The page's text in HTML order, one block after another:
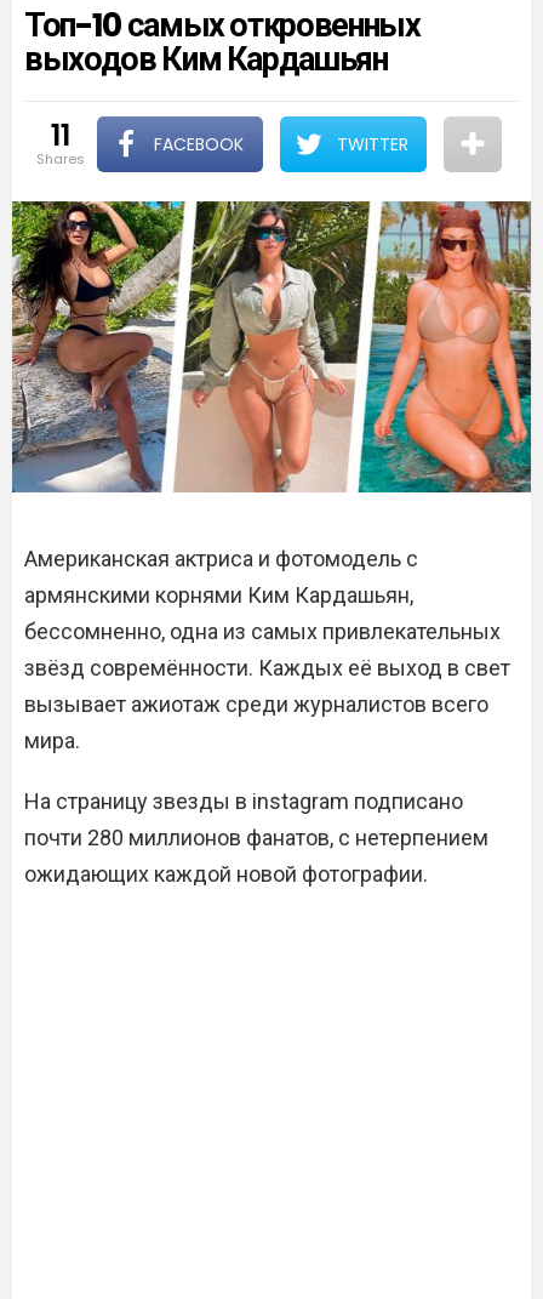
Топ-10 самых откровенных
выходов Ким Кардашьян
11
shares
FACEBOOK TWITTER
Американская актриса и фотомодель с
армянскими корнями Ким Кардашьян,
бессомненно, одна из самых привлекательных
звёзд совремённости. Каждых её выход в свет
вызывает ажиотаж среди журналистов всего
мира.
На страницу звезды в instagram подписано
почти 280 миллионов фанатов, с нетерпением
ожидающих каждой новой фотографии.